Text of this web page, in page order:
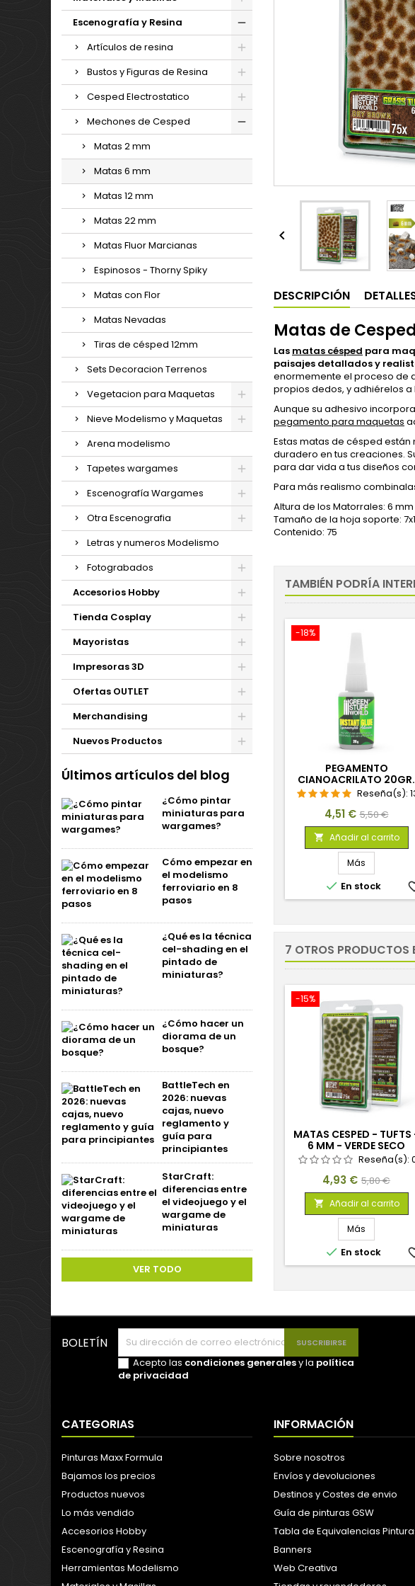
Escenografía y Resina
Artículos de resina
Bustos y Figuras de Resina
Cesped Electrostatico
Mechones de Cesped
Matas 2 mm
Matas 6 mm
Matas 12 mm
Matas 22 mm
Matas Fluor Marcianas
Espinosos - Thorny Spiky
Matas con Flor
Matas Nevadas
Tiras de césped 12mm
Sets Decoracion Terrenos
Vegetacion para Maquetas
Nieve Modelismo y Maquetas
Arena modelismo
Tapetes wargames
Escenografía Wargames
Otra Escenografia
Letras y numeros Modelismo
Fotograbados
Accesorios Hobby
Tienda Cosplay
Mayoristas
Impresoras 3D
Ofertas OUTLET
Merchandising
Nuevos Productos
Últimos artículos del blog
¿Cómo pintar
miniaturas para
wargames?
Cómo empezar en
el modelismo
ferroviario en 8
pasos
¿Qué es la técnica
cel-shading en el
pintado de
miniaturas?
¿Cómo hacer un
diorama de un
bosque?
BattleTech en
2026: nuevas
cajas, nuevo
reglamento y
guía para
principiantes
StarCraft:
diferencias entre
el videojuego y el
wargame de
miniaturas
VER TODO

DESCRIPCIÓN
Matas de
Las matas césped para
paisajes detallados y
enormemente el proceso de
propios dedos, y adhiérelos
Aunque su adhesivo
pegamento para maquetas
Estas matas de césped
duradero en tus creaciones.
para dar vida a tus diseños
Para más realismo
Altura de los Matorrales: 6 mm
Tamaño de la hoja soporte:
Contenido: 75
TAMBIÉN PODRÍA
-18%
PEGAMENTO
CIANOACRILATO 20GR.
Reseña(s):
Precio
4,51 € Precio
base
5,50 €
 Añadir al carrito
Más
 En stock
7 OTROS PRODUCTOS
-15%
MATAS CESPED - TUFTS
6 MM - VERDE SECO
Reseña(s):
Precio
4,93 € Precio
base
5,80 €
 Añadir al carrito
Más
 En stock
BOLETÍN
Acepto las condiciones generalesy la política
de privacidad
CATEGORIAS
Pinturas Maxx Formula
Bajamos los precios
Productos nuevos
Lo más vendido
Accesorios Hobby
Escenografía y Resina
Herramientas Modelismo
INFORMACIÓN
Sobre nosotros
Envíos y devoluciones
Destinos y Costes de envio
Guía de pinturas GSW
Tabla de Equivalencias
Banners
Web Creativa